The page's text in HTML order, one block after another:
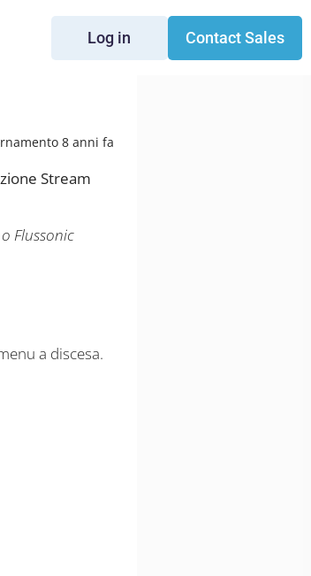
Log in Contact Sales
8 anni fa
Stream
Flussonic
a discesa.